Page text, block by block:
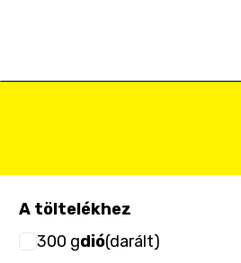
A töltelékhez
300 gdió(darált)